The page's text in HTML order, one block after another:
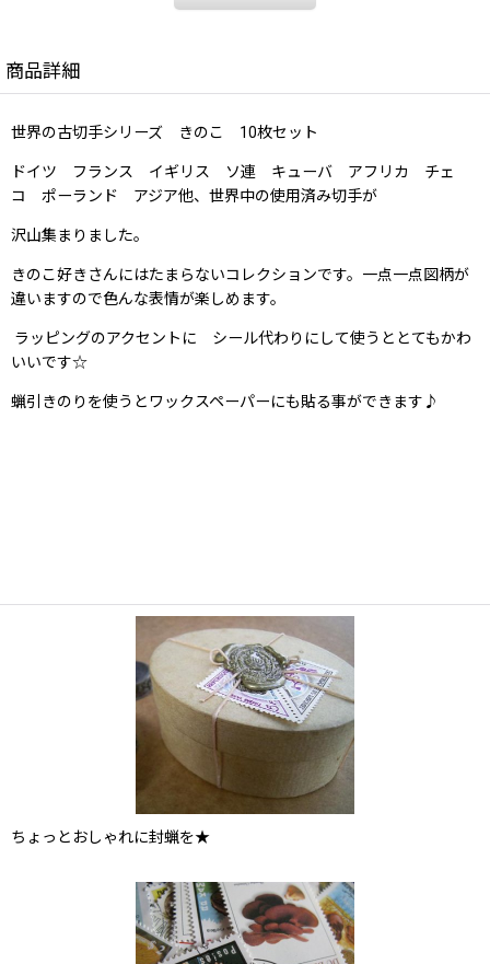
商品詳細
世界の古切手シリーズ きのこ 10枚セット
ドイツ フランス イギリス ソ連 キューバ アフリカ チェ
コ ポーランド アジア他、世界中の使用済み切手が
沢山集まりました。
きのこ好きさんにはたまらないコレクションです。一点一点図柄が
違いますので色んな表情が楽しめます。
ラッピングのアクセントに シール代わりにして使うととてもかわ
いいです☆
蝋引きのりを使うとワックスペーパーにも貼る事ができます♪
ちょっとおしゃれに封蝋を★